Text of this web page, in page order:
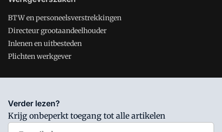
BTW en personeelsverstrekkingen
Directeur grootaandeelhouder
Inlenen en uitbesteden
Plichten werkgever
Salarisnet is onderdeel van VMN media. Lees in
waar VMN media voor staat. Op gebruik van deze site zijn de
volgende regelingen van toepassing:Algemene Voorwaarden
Verder lezen?
Krijg onbeperkt toegang tot alle artikelen